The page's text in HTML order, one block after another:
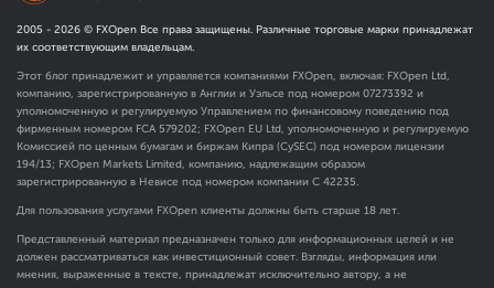
2005 - 2026 © FXOpen Все права защищены. Различные торговые марки принадлежат
их соответствующим владельцам.
Этот блог принадлежит и управляется компаниями FXOpen, включая: FXOpen Ltd,
компанию, зарегистрированную в Англии и Уэльсе под номером 07273392 и
уполномоченную и регулируемую Управлением по финансовому поведению под
фирменным номером FCA 579202; FXOpen EU Ltd, уполномоченную и регулируемую
Комиссией по ценным бумагам и биржам Кипра (CySEC) под номером лицензии
194/13; FXOpen Markets Limited, компанию, надлежащим образом
зарегистрированную в Невисе под номером компании C 42235.
Для пользования услугами FXOpen клиенты должны быть старше 18 лет.
Представленный материал предназначен только для информационных целей и не
должен рассматриваться как инвестиционный совет. Взгляды, информация или
мнения, выраженные в тексте, принадлежат исключительно автору, а не